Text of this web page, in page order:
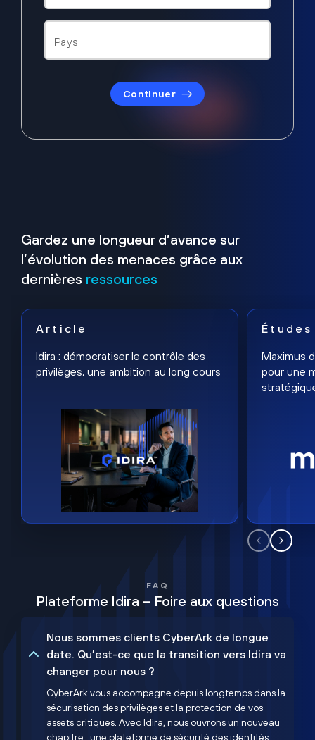
Continuer
Gardez une longueur d’avance sur
l’évolution des menaces grâce aux
dernières ressources
Article
Idira : démocratiser le contrôle des
privilèges, une ambition au long cours
Études
Maximus
pour une
FAQ
Plateforme Idira – Foire aux questions
Nous sommes clients CyberArk de longue
date. Qu’est-ce que la transition vers Idira va
changer pour nous ?
CyberArk vous accompagne depuis longtemps dans la
sécurisation des privilèges et la protection de vos
assets critiques. Avec Idira, nous ouvrons un nouveau
chapitre : une plateforme de sécurité des identités